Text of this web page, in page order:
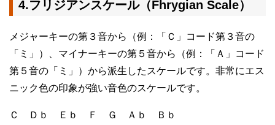
4.フリジアンスケール（Fhrygian Scale）
メジャーキーの第３音から（例：「Ｃ」コード第３音の
「ミ」）、マイナーキーの第５音から（例：「Ａ」コード
第５音の「ミ」）から派生したスケールです。非常にエス
ニック色の印象が強い音色のスケールです。
Ｃ Ｄｂ Ｅｂ Ｆ Ｇ Ａｂ Ｂｂ